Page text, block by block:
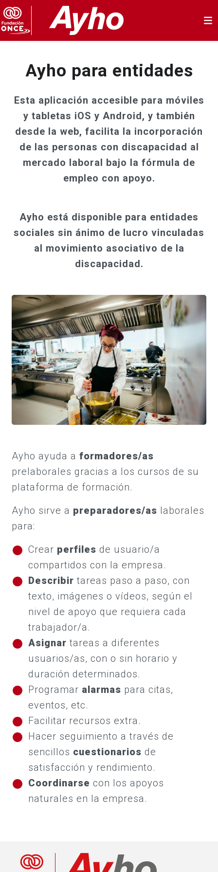
Ayho Apoyo y
Ayho para entidades
Esta aplicación accesible para móviles
y tabletas iOS y Android, y también
desde la web, facilita la incorporación
de las personas con discapacidad al
mercado laboral bajo la fórmula de
empleo con apoyo.
Ayho está disponible para entidades
sociales sin ánimo de lucro vinculadas
al movimiento asociativo de la
discapacidad.
Ayho ayuda a formadores/as
prelaborales gracias a los cursos de su
plataforma de formación.
Ayho sirve a preparadores/as laborales
para:
Crear perfiles de usuario/a
compartidos con la empresa.
Describir tareas paso a paso, con
texto, imágenes o vídeos, según el
nivel de apoyo que requiera cada
trabajador/a.
Asignar tareas a diferentes
usuarios/as, con o sin horario y
duración determinados.
Programar alarmas para citas,
eventos, etc.
Facilitar recursos extra.
Hacer seguimiento a través de
sencillos cuestionarios de
satisfacción y rendimiento.
Coordinarse con los apoyos
naturales en la empresa.